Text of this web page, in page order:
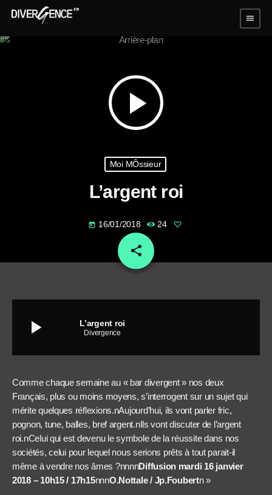
menu
play_arrow
Moi MÔssieur
L’argent roi
today 16/01/2018 24
share
email
play_arrow L’argent roi
Divergence
Comme chaque semaine au « bar divergent » nos deux
Français, plus ou moins moyens, s’interrogent sur un sujet qui
mérite quelques réflexions.nAujourd’hui, ils vont parler fric,
pognon, tune, balles, bref argent.nIls vont discuter de l’argent
roi.nCelui qui est devenu le symbole de la réussite dans nos
sociétés, celui pour lequel nous serions prêts à tout parait-il
même à vendre nos âmes ?nnnnDiffusion mardi 16 janvier
2018 – 10h15 / 17h15nnnO.Nottale / Jp.Foubertn »